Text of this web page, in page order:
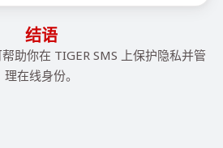
结语
助你在 TIGER SMS 上保护隐私并管
理在线身份。